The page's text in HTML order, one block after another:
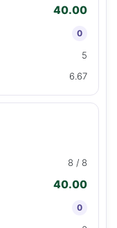
40.00
0
5
6.67
8 / 8
40.00
0